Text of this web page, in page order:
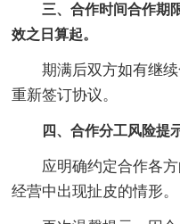
三、合作时间合作期
效之日算起。
期满后双方如有继续
重新签订协议。
四、合作分工风险提
应明确约定合作各方
经营中出现扯皮的情形。